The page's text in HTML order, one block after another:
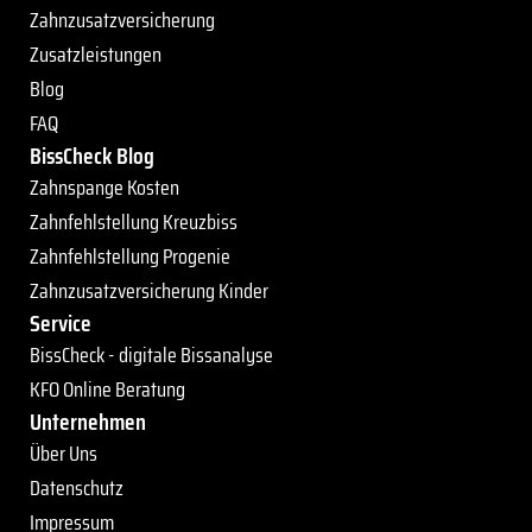
Zahnzusatzversicherung
Zusatzleistungen
Blog
FAQ
BissCheck Blog
Zahnspange Kosten
Zahnfehlstellung Kreuzbiss
Zahnfehlstellung Progenie
Zahnzusatzversicherung Kinder
Service
BissCheck - digitale Bissanalyse
KFO Online Beratung
Unternehmen
Über Uns
Datenschutz
Impressum